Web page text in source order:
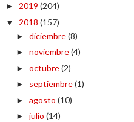
► 2019 (204)
▼ 2018 (157)
► diciembre(8)
► noviembre(4)
► octubre(2)
► septiembre(1)
► agosto (10)
► julio (14)